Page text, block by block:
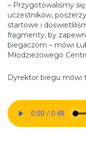
– Przygotowaliśmy
uczestników,
startowe i
fragmenty, by
biegaczom – mówi
Młodzieżowego
Dyrektor biegu mówi